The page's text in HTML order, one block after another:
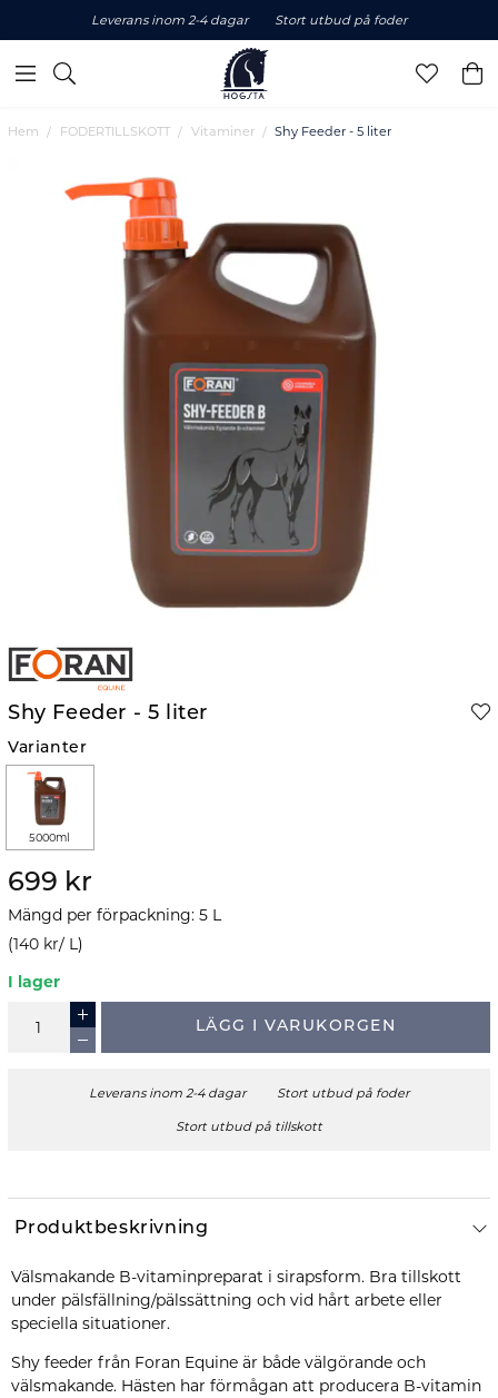
Leverans inom 2-4 dagar Stort utbud på foder
Hem FODERTILLSKOTT Vitaminer Shy Feeder - 5 liter
Shy Feeder - 5 liter
Varianter
5000ml
699 kr
Mängd per förpackning: 5 L
(140 kr/ L)
I lager
LÄGG I VARUKORGEN
Leverans inom 2-4 dagar Stort utbud på foder
Stort utbud på tillskott
Produktbeskrivning
Välsmakande B-vitaminpreparat i sirapsform. Bra tillskott
under pälsfällning/pälssättning och vid hårt arbete eller
speciella situationer.
Shy feeder från Foran Equine är både välgörande och
välsmakande. Hästen har förmågan att producera B-vitamin